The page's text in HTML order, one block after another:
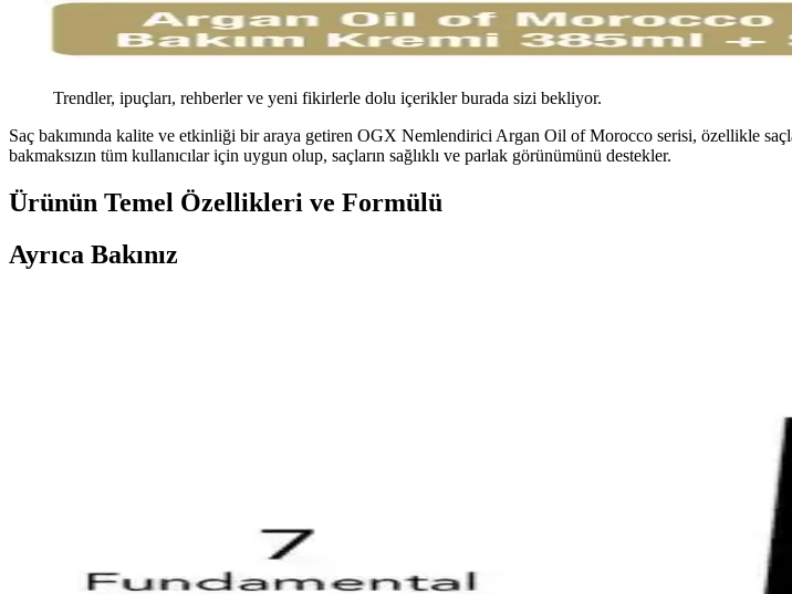
Trendler, ipuçları, rehberler ve yeni fikirlerle dolu içerikler burada sizi bekliyor.
Saç bakımında kalite ve etkinliği bir araya getiren OGX Nemlendirici Argan Oil of Morocco serisi, özellikle
bakmaksızın tüm kullanıcılar için uygun olup, saçların sağlıklı ve parlak görünümünü destekler.
Ürünün Temel Özellikleri ve Formülü
Ayrıca Bakınız
DUFF CLEAN Mikrofiber Saç Kurutma Bonesi Modern ve Şık Tasarımıyla
DUFF CLEAN saç kurutma bonesi, mikrofiber yapısı ve şık tasarımıyla saçları nazikçe kurutur, kullanım
Orginx Hızlı Saç Uzatma Serumu ve Kara Sarımsak Yağı ile Saç Sağlığında Yeni
Orginx'in saç uzatma serumu ve kara sarımsak yağı, saç sağlığını destekleyerek dökülmeyi azaltır, güçlendirir
ZENTO Mor Şampuanı ile Saç Renk Koruma ve Parlaklık Sağlayan Güvenilir